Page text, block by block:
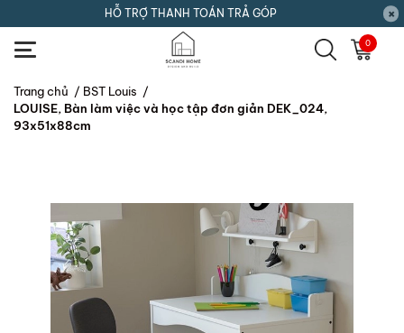
HỖ TRỢ THANH TOÁN TRẢ GÓP
0
Trang chủ / BST Louis /
LOUISE, Bàn làm việc và học tập đơn giản DEK_024,
93x51x88cm